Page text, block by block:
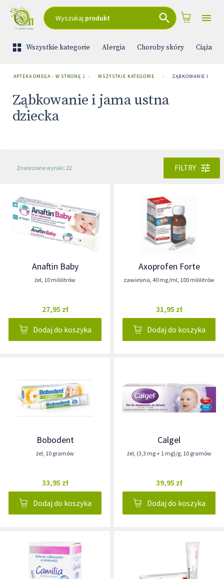
Wyszukaj produkt
Wszystkie kategorie Alergia Choroby skóry Ciąża i
APTEKA OMEGA - W STRONĘ ZDROWIA
› WSZYSTKIE KATEGORIE › ZĄBKOWANIE I
Ząbkowanie i jama ustna
dziecka
Znalezione wyniki: 22 FILTRY
Anaftin Baby
żel, 10 mililitrów
27,95 zł
Dodaj do koszyka
Axoprofen Forte
zawiesina, 40 mg/ml, 100 mililitrów
31,95 zł
Dodaj do koszyka
Bobodent
żel, 10 gramów
33,95 zł
Dodaj do koszyka
Calgel
żel, (3,3 mg + 1 mg)/g, 10 gramów
39,95 zł
Dodaj do koszyka